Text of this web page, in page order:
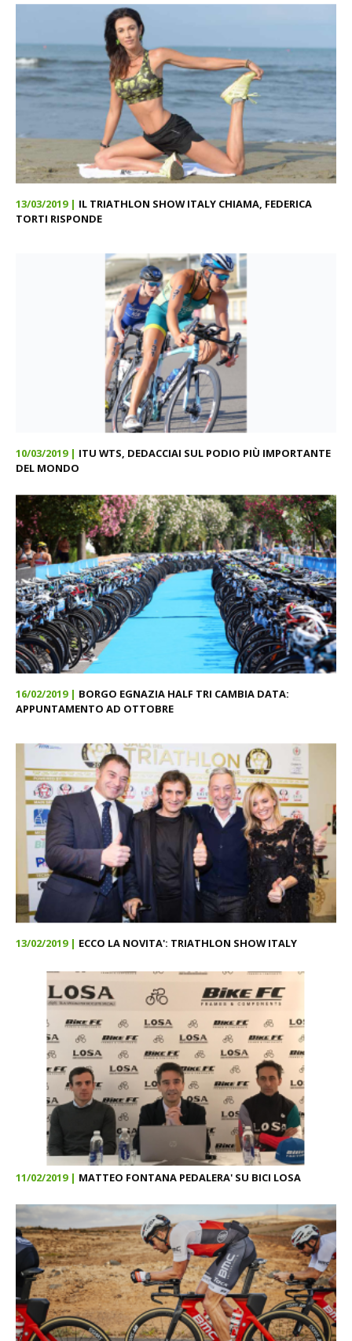
13/03/2019 | IL TRIATHLON SHOW ITALY CHIAMA, FEDERICA
TORTI RISPONDE
10/03/2019 | ITU WTS, DEDACCIAI SUL PODIO PIÙ IMPORTANTE
DEL MONDO
16/02/2019 | BORGO EGNAZIA HALF TRI CAMBIA DATA:
APPUNTAMENTO AD OTTOBRE
13/02/2019 | ECCO LA NOVITA': TRIATHLON SHOW ITALY
11/02/2019 | MATTEO FONTANA PEDALERA' SU BICI LOSA